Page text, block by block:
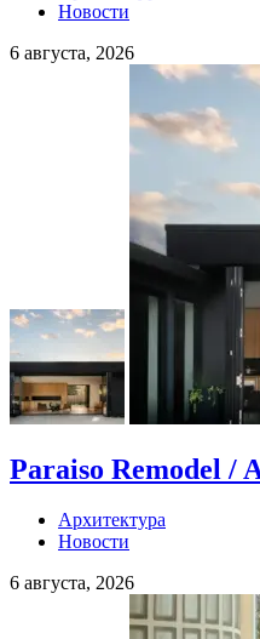
Новости
6 августа, 2026
Paraiso Remodel /
Архитектура
Новости
6 августа, 2026